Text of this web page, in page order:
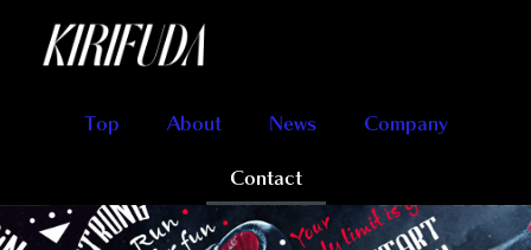
Top About News Company
Contact